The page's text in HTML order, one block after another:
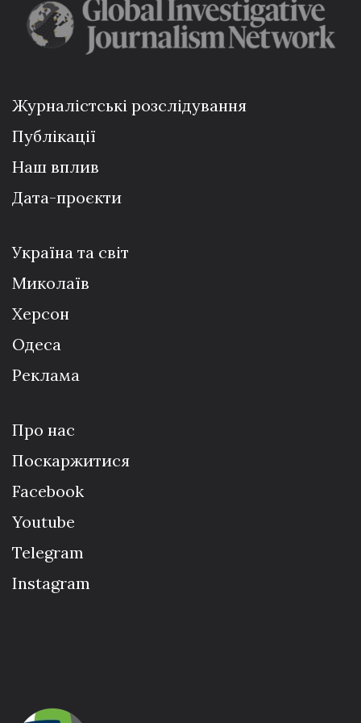
Журналістські розслідування
Публікації
Наш вплив
Дата-проєкти
Україна та світ
Миколаїв
Херсон
Одеса
Реклама
Про нас
Поскаржитися
Facebook
Youtube
Telegram
Instagram